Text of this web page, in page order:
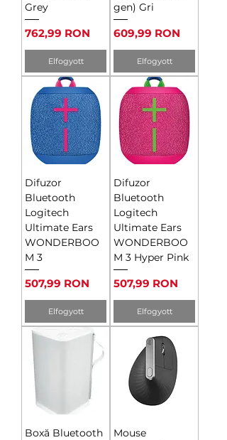
Grey
Ár
762,99 RON
Elfogyott
gen) Gri
Ár
609,99 RON
Elfogyott
Difuzor
Bluetooth
Logitech
Ultimate Ears
WONDERBOO
M 3
Ár
507,99 RON
Elfogyott
Difuzor
Bluetooth
Logitech
Ultimate Ears
WONDERBOO
M 3 Hyper Pink
Ár
507,99 RON
Elfogyott
Boxă Bluetooth
Mouse